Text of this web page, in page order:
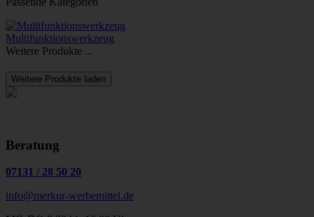
Multifunktionswerkzeug
Weitere Produkte ...
Weitere Produkte laden
Beratung
07131 / 28 50 20
info@merkur-werbemittel.de